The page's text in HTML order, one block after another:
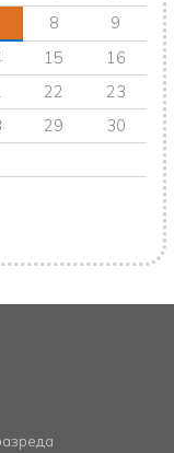
8
9
15
16
22
23
29
30